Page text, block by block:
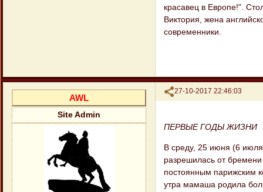
красавец в Европе!".
Виктория, жена
современники.
Поделиться
27-10-2017 22:46:03
AWL
Site Admin
ПЕРВЫЕ ГОДЫ ЖИЗНИ
В среду, 25 июня (6
разрешилась от
постоянным парижским
утра мамаша родила